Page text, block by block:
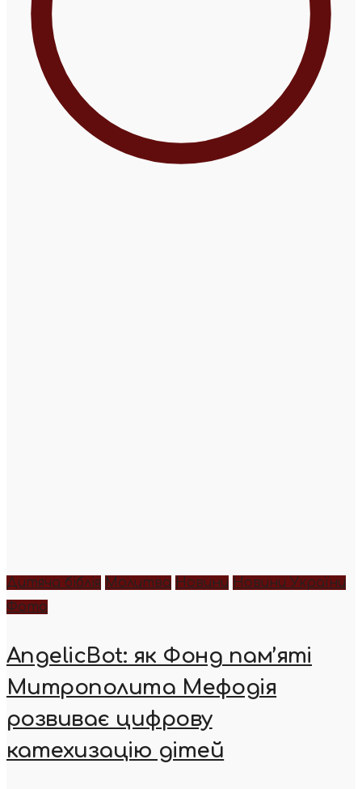
Дитяча біблія Молитва Новини Новини України
Фото
AngelicBot: як Фонд пам’яті
Митрополита Мефодія
розвиває цифрову
катехизацію дітей